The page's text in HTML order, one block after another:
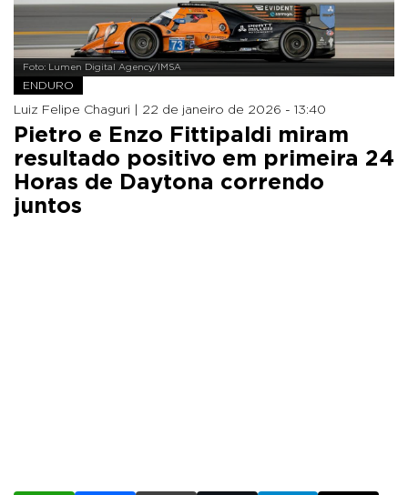
Foto: Lumen Digital Agency/IMSA
ENDURO
Luiz Felipe Chaguri | 22 de janeiro de 2026 - 13:40
Pietro e Enzo Fittipaldi miram
resultado positivo em primeira 24
Horas de Daytona correndo
juntos